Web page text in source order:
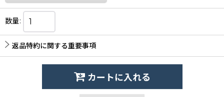
数量:
返品特約に関する重要事項
カートに入れる